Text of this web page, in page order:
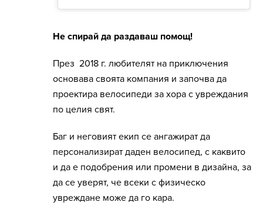
Не спирай да раздаваш помощ!
През 2018 г. любителят на приключения
основава своята компания и започва да
проектира велосипеди за хора с увреждания
по целия свят.
Баг и неговият екип се ангажират да
персонализират даден велосипед, с каквито
и да е подобрения или промени в дизайна, за
да се уверят, че всеки с физическо
увреждане може да го кара.